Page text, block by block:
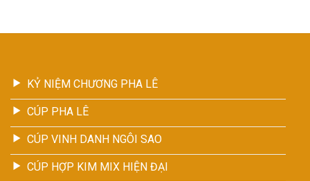
KỶ NIỆM CHƯƠNG PHA LÊ
CÚP PHA LÊ
CÚP VINH DANH NGÔI SAO
CÚP HỢP KIM MIX HIỆN ĐẠI